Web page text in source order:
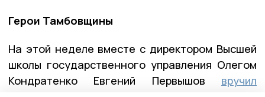
Герои Тамбовщины
На этой неделе вместе с директором Высшей
школы государственного управления Олегом
Кондратенко Евгений Первышов вручил